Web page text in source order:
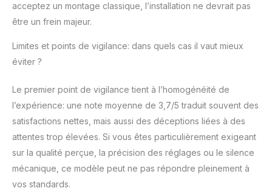
acceptez un montage classique, l’installation ne devrait pas
être un frein majeur.
Limites et points de vigilance: dans quels cas il vaut mieux
éviter ?
Le premier point de vigilance tient à l’homogénéité de
l’expérience: une note moyenne de 3,7/5 traduit souvent des
satisfactions nettes, mais aussi des déceptions liées à des
attentes trop élevées. Si vous êtes particulièrement exigeant
sur la qualité perçue, la précision des réglages ou le silence
mécanique, ce modèle peut ne pas répondre pleinement à
vos standards.